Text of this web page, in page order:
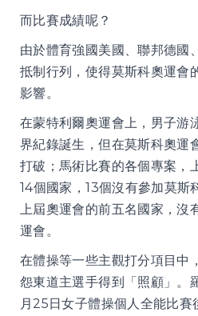
而比賽成績呢？
由於體育強國美國、聯邦德國
抵制行列，使得莫斯科奧運會
影響。
在蒙特利爾奧運會上，男子游
界紀錄誕生，但在莫斯科奧運
打破；馬術比賽的各個專案，
14個國家，13個沒有參加莫斯
上屆奧運會的前五名國家，
運會。
在體操等一些主觀打分項目中
怨東道主選手得到「照顧」。
月25日女子體操個人全能比